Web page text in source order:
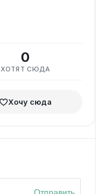
0
ХОТЯТ СЮДА
Хочу сюда
Отправить